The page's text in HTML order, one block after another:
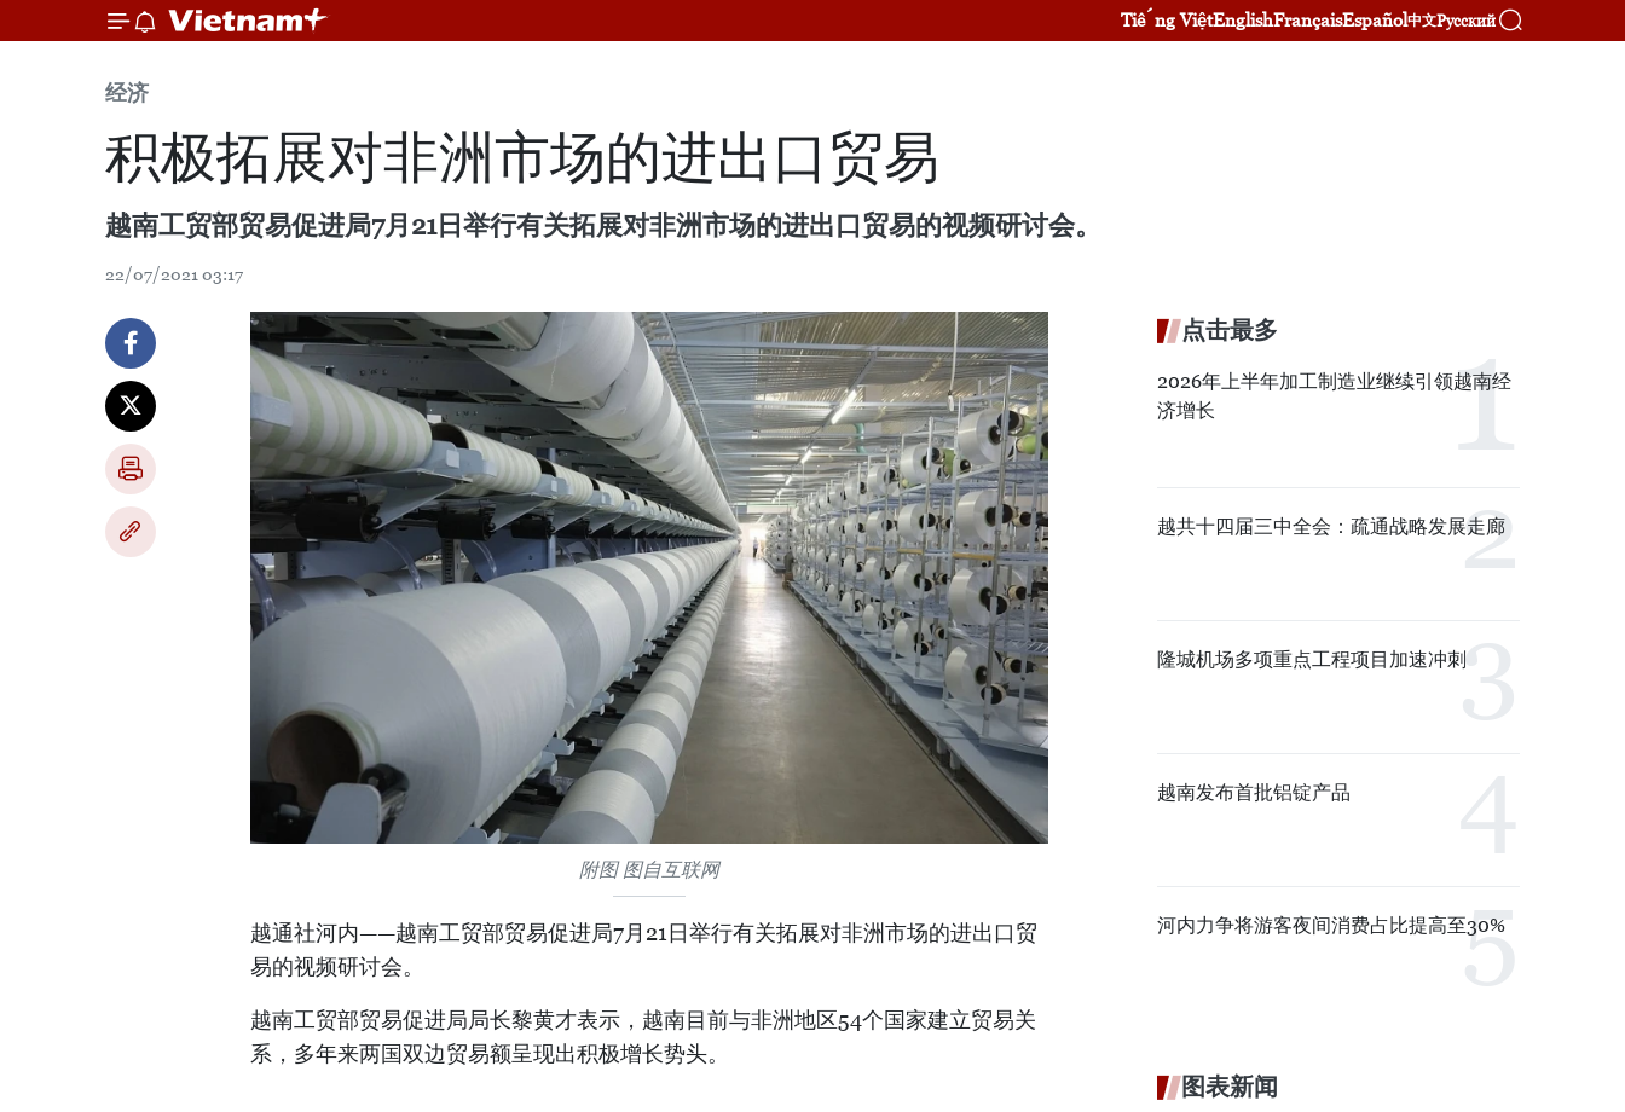
Tiếng ViệtEnglishFrançaisEspañol中文Русский
经济
积极拓展对非洲市场的进出口贸易
越南工贸部贸易促进局7月21日举行有关拓展对非洲市场的进出口贸易的视频研讨会。
22/07/2021 03:17
附图 图自互联网
越通社河内——越南工贸部贸易促进局7月21日举行有关拓展对非洲市场的进出口贸
易的视频研讨会。
越南工贸部贸易促进局局长黎黄才表示，越南目前与非洲地区54个国家建立贸易关
系，多年来两国双边贸易额呈现出积极增长势头。
点击最多
2026年上半年加工制造业继续引领越南经
济增长
越共十四届三中全会：疏通战略发展走廊
隆城机场多项重点工程项目加速冲刺
越南发布首批铝锭产品
河内力争将游客夜间消费占比提高至30%
图表新闻